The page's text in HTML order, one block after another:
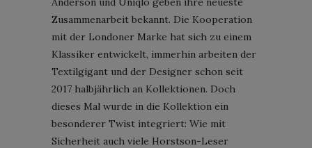
Zusammenarbeit bekannt. Die Kooperation
mit der Londoner Marke hat sich zu einem
Klassiker entwickelt, immerhin arbeiten der
Textilgigant und der Designer schon seit
2017 halbjährlich an Kollektionen. Doch
dieses Mal wurde in die Kollektion ein
besonderer Twist integriert: Wie mit
Sicherheit auch viele Horstson-Leser